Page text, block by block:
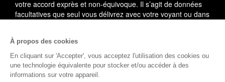
votre accord exprès et non-équivoque. Il s’agit de données
facultatives que seul vous délivrez avec votre voyant ou dans
En cas de litige, vous pouvez saisir le médiateur de la
consommation : AVENIR CONSO, 09 53 01 02 69. En savoir
plus
À propos des cookies
En cliquant sur 'Accepter', vous acceptez l'utilisation des cookies ou
une technologie équivalente pour stocker et/ou accéder à des
informations sur votre appareil.